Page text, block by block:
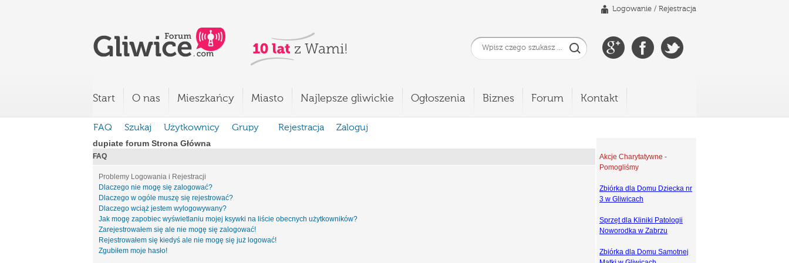
Logowanie / Rejestracja
Start O nas Mieszkańcy Miasto Najlepsze gliwickie Ogłoszenia Biznes Forum Kontakt
FAQ Szukaj Użytkownicy Grupy Rejestracja
Zaloguj
dupiate forum Strona Główna
FAQ
Problemy Logowania i Rejestracji
Dlaczego nie mogę się zalogować?
Dlaczego w ogóle muszę się rejestrować?
Dlaczego wciąż jestem wylogowywany?
Jak mogę zapobiec wyświetlaniu mojej ksywki na liście obecnych użytkowników?
Zarejestrowałem się ale nie mogę się zalogować!
Rejestrowałem się kiedyś ale nie mogę się już logować!
Zgubiłem moje hasło!
Akcje Charytatywne -
Pomogliśmy
Zbiórka dla Domu Dziecka nr
3 w Gliwicach
Sprzęt dla Kliniki Patologii
Noworodka w Zabrzu
Zbiórka dla Domu Samotnej